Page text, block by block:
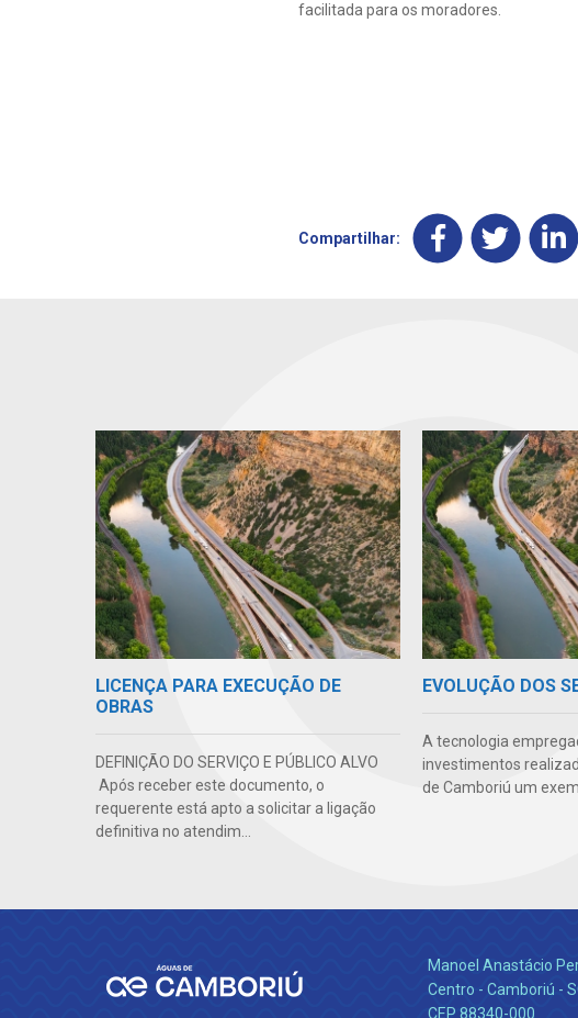
facilitada para os moradores.
Compartilhar:
LICENÇA PARA EXECUÇÃO DE
OBRAS
DEFINIÇÃO DO SERVIÇO E PÚBLICO ALVO
Após receber este documento, o
requerente está apto a solicitar a ligação
definitiva no atendim...
EVOLUÇÃO DOS
A tecnologia
investimentos
de Camboriú um
Manoel Anastácio
Centro - Camboriú -
CEP 88340-000